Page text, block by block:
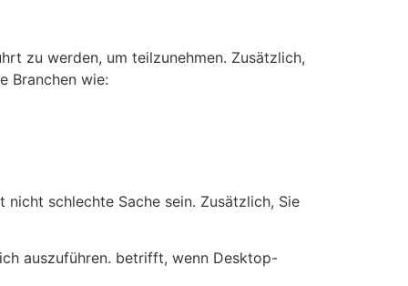
zu werden, um teilzunehmen. Zusätzlich,
Branchen wie:
schlechte Sache sein. Zusätzlich, Sie
auszuführen. betrifft, wenn Desktop-